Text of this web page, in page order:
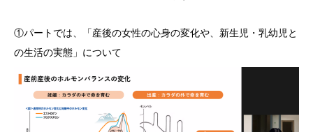
①パートでは、「産後の女性の心身の変化や、新生児・乳幼児と
の生活の実態」について